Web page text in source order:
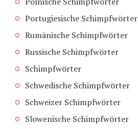
Portugiesische Schimpfwörter
Rumänische Schimpfwörter
Russische Schimpfwörter
Schimpfwörter
Schwedische Schimpfwörter
Schweizer Schimpfwörter
Slowenische Schimpfwörter